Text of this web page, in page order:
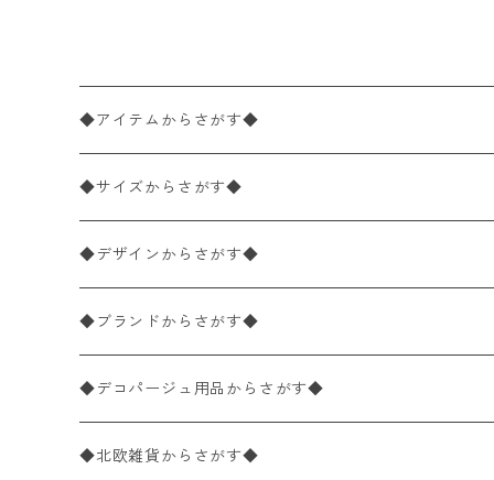
◆アイテムからさがす◆
ペーパーナプキン2枚バラ売り
ペーパーナプキン1枚バラ売り
ペーパーナプキン20枚入りパック
ペーパーナプキン10枚入りパック
ライスペーパー
◆サイズからさがす◆
33×33cm（ランチサイズ）
バラ売り
パック売り
25×25cm（カクテルサイズ）
バラ売り
パック売り
40×40cm（ディナーサイズ）
バラ売り
21×21cm（ポケットサイズ）
◆デザインからさがす◆
花柄
植物・グリーン柄
動物・鳥・昆虫・蝶柄
◆ブランドからさがす◆
ドイツ製 IHR/イア
ランチサイズ
ドイツ製 Ambiente/アンビエンテ
◆デコパージュ用品からさがす◆
デコパージュ液
◆北欧雑貨からさがす◆